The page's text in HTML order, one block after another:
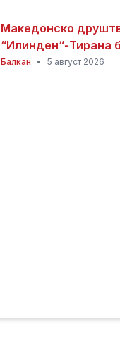
Македонско
“Илинден“-Тирана
официјалната веб-
Балкан • 5 август 2026